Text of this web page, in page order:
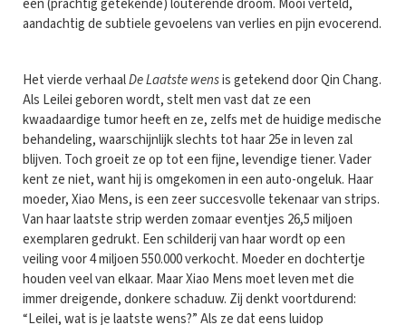
een (prachtig getekende) louterende droom. Mooi verteld,
aandachtig de subtiele gevoelens van verlies en pijn evocerend.
Het vierde verhaalDe Laatste wensis getekend door Qin Chang.
Als Leilei geboren wordt, stelt men vast dat ze een
kwaadaardige tumor heeft en ze, zelfs met de huidige medische
behandeling, waarschijnlijk slechts tot haar 25e in leven zal
blijven. Toch groeit ze op tot een fijne, levendige tiener. Vader
kent ze niet, want hij is omgekomen in een auto-ongeluk. Haar
moeder, Xiao Mens, is een zeer succesvolle tekenaar van strips.
Van haar laatste strip werden zomaar eventjes 26,5 miljoen
exemplaren gedrukt. Een schilderij van haar wordt op een
veiling voor 4 miljoen 550.000 verkocht. Moeder en dochtertje
houden veel van elkaar. Maar Xiao Mens moet leven met die
immer dreigende, donkere schaduw. Zij denkt voortdurend:
“Leilei, wat is je laatste wens?” Als ze dat eens luidop